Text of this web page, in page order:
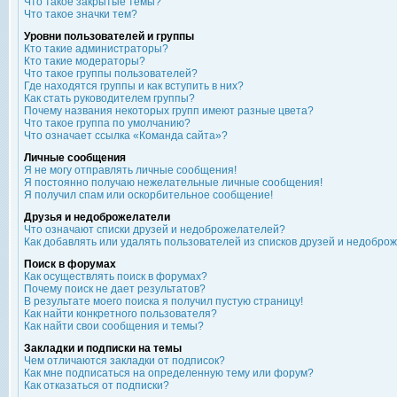
Что такое значки тем?
Уровни пользователей и группы
Кто такие администраторы?
Кто такие модераторы?
Что такое группы пользователей?
Где находятся группы и как вступить в них?
Как стать руководителем группы?
Почему названия некоторых групп имеют разные цвета?
Что такое группа по умолчанию?
Что означает ссылка «Команда сайта»?
Личные сообщения
Я не могу отправлять личные сообщения!
Я постоянно получаю нежелательные личные сообщения!
Я получил спам или оскорбительное сообщение!
Друзья и недоброжелатели
Что означают списки друзей и недоброжелателей?
Как добавлять или удалять пользователей из списков друзей и
Поиск в форумах
Как осуществлять поиск в форумах?
Почему поиск не дает результатов?
В результате моего поиска я получил пустую страницу!
Как найти конкретного пользователя?
Как найти свои сообщения и темы?
Закладки и подписки на темы
Чем отличаются закладки от подписок?
Как мне подписаться на определенную тему или форум?
Как отказаться от подписки?